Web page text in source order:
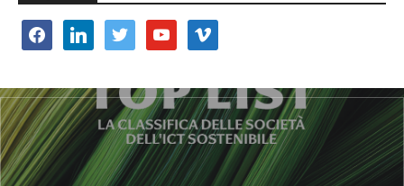
facebooklinkedin twitter youtube vimeo